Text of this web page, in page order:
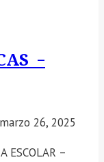
–
marzo 26, 2025
ESCOLAR –